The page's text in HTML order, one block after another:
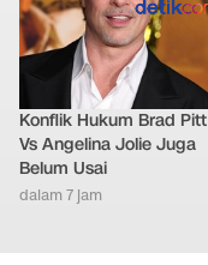
Konflik Hukum Brad Pitt
Vs Angelina Jolie Juga
Belum Usai
dalam 7 jam